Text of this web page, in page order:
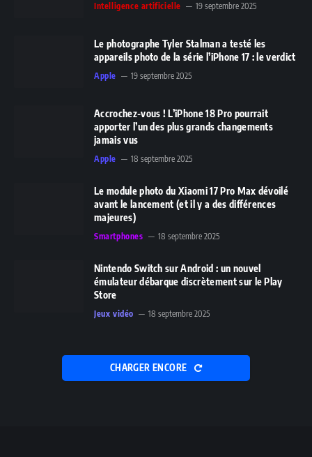
Intelligence artificielle 19 septembre 2025
Le photographe Tyler Stalman a testé les
appareils photo de la série l’iPhone 17 : le verdict
Apple 19 septembre 2025
Accrochez-vous ! L’iPhone 18 Pro pourrait
apporter l’un des plus grands changements
jamais vus
Apple 18 septembre 2025
Le module photo du Xiaomi 17 Pro Max dévoilé
avant le lancement (et il y a des différences
majeures)
Smartphones 18 septembre 2025
Nintendo Switch sur Android : un nouvel
émulateur débarque discrètement sur le Play
Store
Jeux vidéo 18 septembre 2025
CHARGER ENCORE